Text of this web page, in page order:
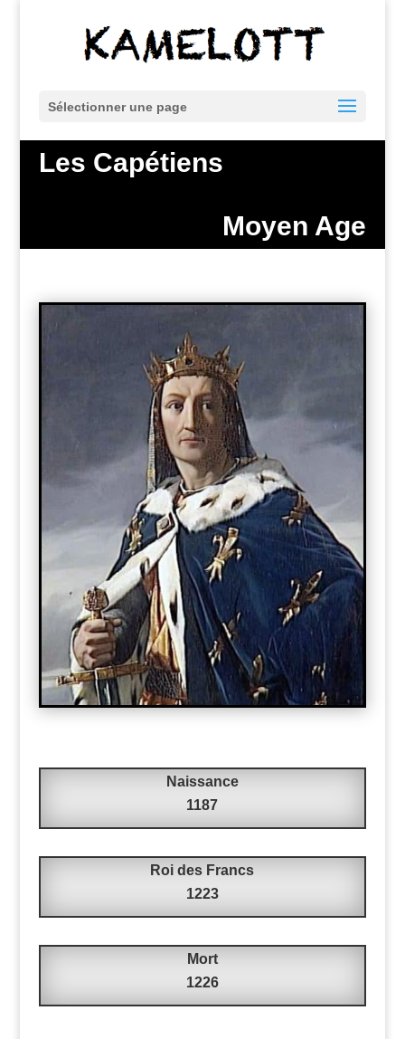
Sélectionner une page
Les Capétiens
Moyen Age
Naissance
1187
Roi des Francs
1223
Mort
1226